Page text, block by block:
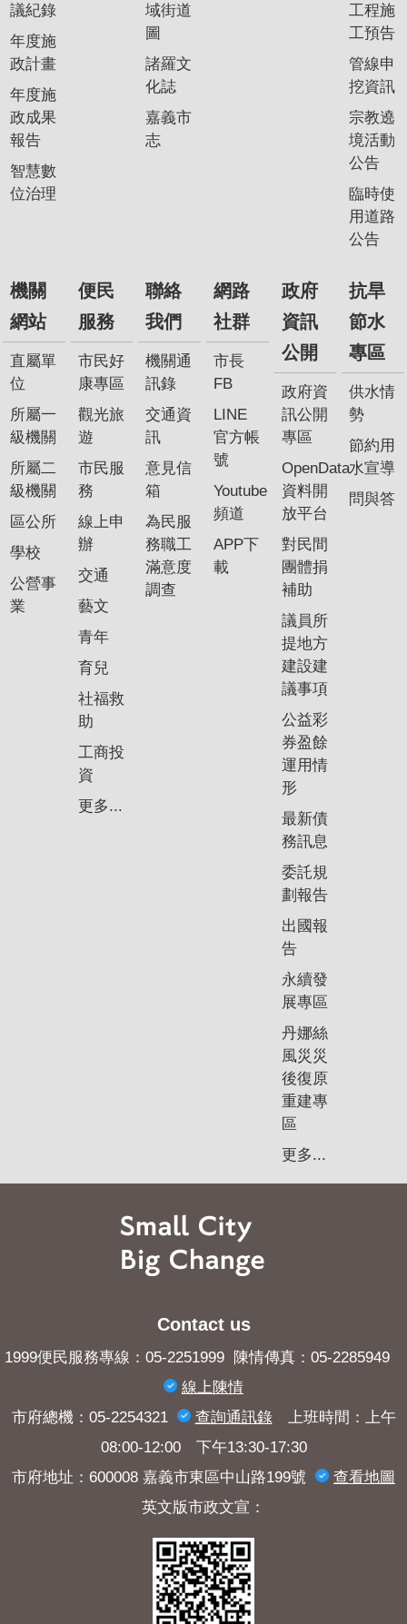
議紀錄
年度施
政計畫
年度施
政成果
報告
智慧數
位治理
域街道
圖
諸羅文
化誌
嘉義市
志
工程施
工預告
管線申
挖資訊
宗教遶
境活動
公告
臨時使
用道路
公告
機關
網站
直屬單
位
所屬一
級機關
所屬二
級機關
區公所
學校
公營事
業
便民
服務
市民好
康專區
觀光旅
遊
市民服
務
線上申
辦
交通
藝文
青年
育兒
社福救
助
工商投
資
更多...
聯絡
我們
機關通
訊錄
交通資
訊
意見信
箱
為民服
務職工
滿意度
調查
網路
社群
市長
FB
LINE
官方帳
號
Youtube
頻道
APP下
載
政府
資訊
公開
政府資
訊公開
專區
OpenData
資料開
放平台
對民間
團體捐
補助
議員所
提地方
建設建
議事項
公益彩
券盈餘
運用情
形
最新債
務訊息
委託規
劃報告
出國報
告
永續發
展專區
丹娜絲
風災災
後復原
重建專
區
更多...
抗旱
節水
專區
供水情
勢
節約用
水宣導
問與答
Contact us
1999便民服務專線：05-2251999 陳情傳真：05-2285949
線上陳情
市府總機：05-2254321
查詢​通訊錄上班時間：上午
08:00-12:00 下午13:30-17:30
市府地址：600008 嘉義市東區中山路199號
查看地圖
英文版市政文宣：